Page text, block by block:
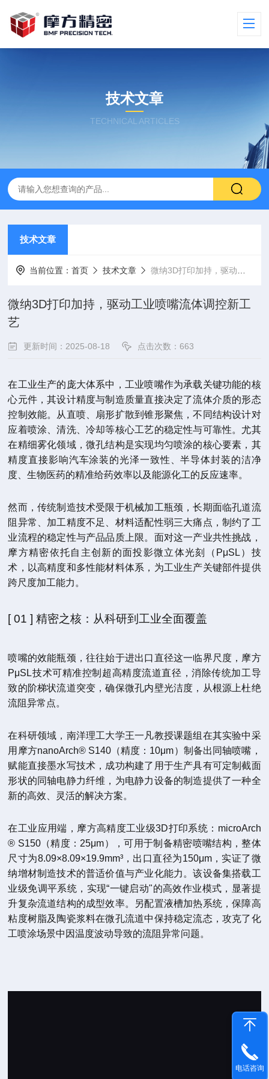
技术文章
TECHNICAL ARTICLES
技术文章
当前位置：首页 技术文章 微纳3D打印加持，驱动工业喷嘴流体调控新工艺
微纳3D打印加持，驱动工业喷嘴流体调控新工
艺
更新时间：2025-08-18 点击次数：663
在工业生产的庞大体系中，工业喷嘴作为承载关键功能的核
心元件，其设计精度与制造质量直接决定了流体介质的形态
控制效能。从直喷、扇形扩散到锥形聚焦，不同结构设计对
应着喷涂、清洗、冷却等核心工艺的稳定性与可靠性。尤其
在精细雾化领域，微孔结构是实现均匀喷涂的核心要素，其
精度直接影响汽车涂装的光泽一致性、半导体封装的洁净
度、生物医药的精准给药效率以及能源化工的反应速率。
然而，传统制造技术受限于机械加工瓶颈，长期面临孔道流
阻异常、加工精度不足、材料适配性弱三大痛点，制约了工
业流程的稳定性与产品品质上限。面对这一产业共性挑战，
摩方精密依托自主创新的面投影微立体光刻（PμSL）技
术，以高精度和多性能材料体系，为工业生产关键部件提供
跨尺度加工能力。
[ 01 ] 精密之核：从科研到工业全面覆盖
喷嘴的效能瓶颈，往往始于进出口直径这一临界尺度，摩方
PμSL技术可精准控制超高精度流道直径，消除传统加工导
致的阶梯状流道突变，确保微孔内壁光洁度，从根源上杜绝
流阻异常点。
在科研领域，南洋理工大学王一凡教授课题组在其实验中采
用摩方nanoArch® S140（精度：10μm）制备出同轴喷嘴，
赋能直接墨水写技术，成功构建了用于生产具有可定制截面
形状的同轴电静力纤维，为电静力设备的制造提供了一种全
新的高效、灵活的解决方案。
在工业应用端，摩方高精度工业级3D打印系统：microArch
® S150（精度：25μm），可用于制备精密喷嘴结构，整体
尺寸为8.09×8.09×19.9mm³，出口直径为150μm，实证了微
纳增材制造技术的普适价值与产业化能力。该设备集搭载工
业级免调平系统，实现“一键启动"的高效作业模式，显著提
升复杂流道结构的成型效率。另配置液槽加热系统，保障高
粘度树脂及陶瓷浆料在微孔流道中保持稳定流态，攻克了化
工喷涂场景中因温度波动导致的流阻异常问题。
电话咨询